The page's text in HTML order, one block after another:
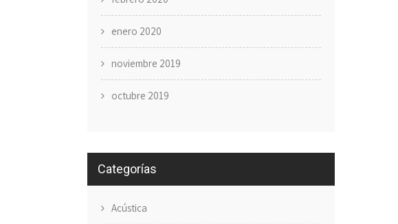
enero 2020
noviembre 2019
octubre 2019
Categorías
Acústica